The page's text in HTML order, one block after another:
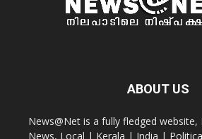
ABOUT US
News@Net is a fully fledged website,
News, Local | Kerala | India |